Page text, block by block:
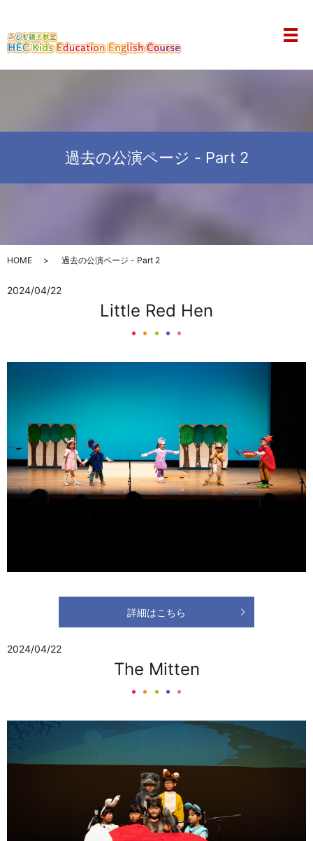
メ
過去の公演ページ - Part 2
HOME 過去の公演ページ - Part 2
2024/04/22
Little Red Hen
詳細はこちら
2024/04/22
The Mitten